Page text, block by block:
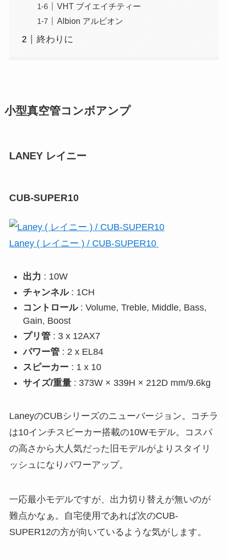
VHT ブイエイチティー
Albion アルビオン
終わりに
小型真空管コンボアンプ
LANEY レイニー
CUB-SUPER10
Laney ( レイニー ) / CUB-SUPER10
出力 : 10W
チャンネル: 1CH
コントロール: Volume, Treble, Middle, Bass,
Gain, Boost
プリ管: 3 x 12AX7
パワー管: 2 x EL84
スピーカー : 1 x 10
サイズ/重量: 373W × 339H × 212D mm/9.6kg
LaneyのCUBシリーズのニューバージョン。コチラ
は10インチスピーカー搭載の10Wモデル。コスパ
の高さから大人気だった旧モデルがよりスタイリ
ッシュになりパワーアップ。
一応最小モデルですが、出力切り替えが無いのが
難点かなぁ。自宅使用であれば次のCUB-
SUPER12の方が向いているような気がします。